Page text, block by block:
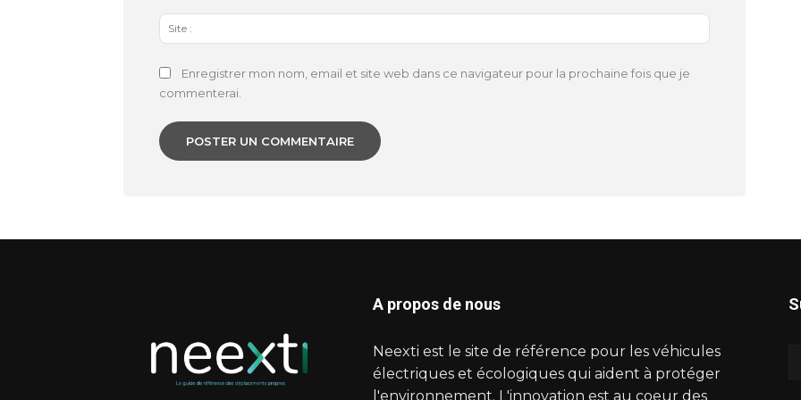
Enregistrer mon nom, email et site web dans ce navigateur pour la prochaine fois que je
commenterai.
A propos de nous
Neexti est le site de référence pour les véhicules
électriques et écologiques qui aident à protéger
l'environnement. L'innovation est au coeur des